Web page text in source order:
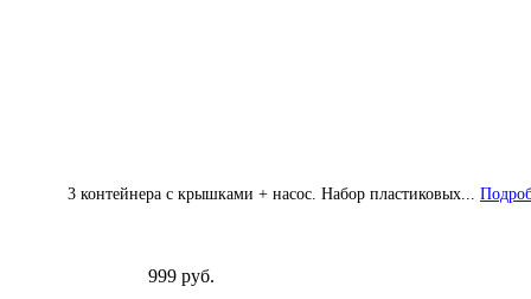
3 контейнера с крышками + насос. Набор пластиковых...
999 руб.